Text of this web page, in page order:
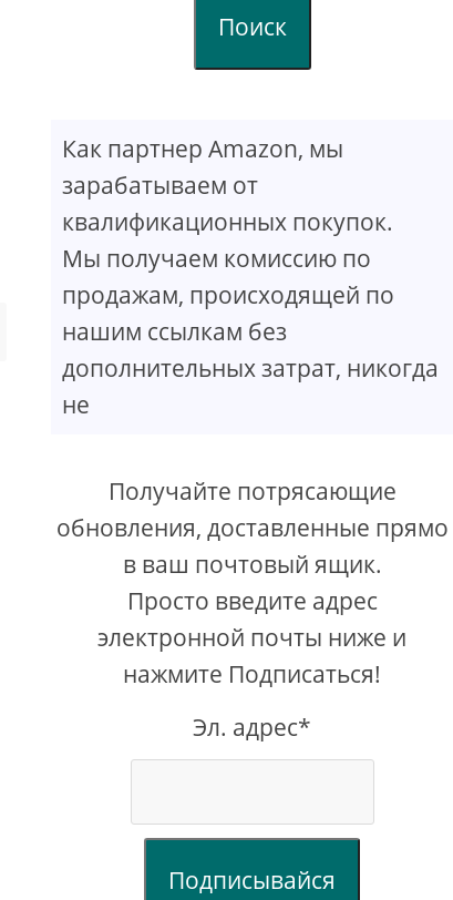
Поиск
Как партнер Amazon, мы
зарабатываем от
квалификационных покупок.
Мы получаем комиссию по
продажам, происходящей по
нашим ссылкам без
дополнительных затрат, никогда
не
Получайте потрясающие
обновления, доставленные прямо
в ваш почтовый ящик.
Просто введите адрес
электронной почты ниже и
нажмите Подписаться!
Эл. адрес*
Подписывайся